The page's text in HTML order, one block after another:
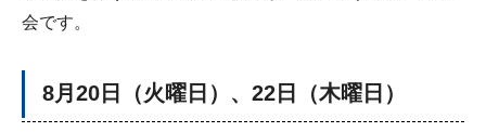
会です。
8月20日（火曜日）、22日（木曜日）